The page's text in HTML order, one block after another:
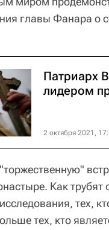
главы Фанара о
Патриарх
лидером
2 октября 2021,
Как трубят
тех,
тех, кто